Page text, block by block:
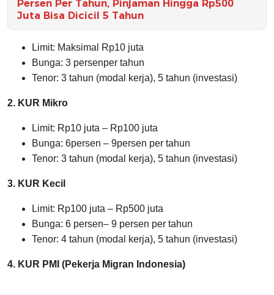
Persen Per Tahun, Pinjaman Hingga Rp500
Juta Bisa Dicicil 5 Tahun
Limit: Maksimal Rp10 juta
Bunga: 3 persenper tahun
Tenor: 3 tahun (modal kerja), 5 tahun (investasi)
2. KUR Mikro
Limit: Rp10 juta – Rp100 juta
Bunga: 6persen – 9persen per tahun
Tenor: 3 tahun (modal kerja), 5 tahun (investasi)
3. KUR Kecil
Limit: Rp100 juta – Rp500 juta
Bunga: 6 persen– 9 persen per tahun
Tenor: 4 tahun (modal kerja), 5 tahun (investasi)
4. KUR PMI (Pekerja Migran Indonesia)